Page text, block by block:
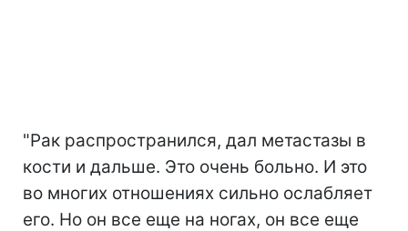
"Рак распространился, дал метастазы в
кости и дальше. Это очень больно. И это
во многих отношениях сильно ослабляет
его. Но он все еще на ногах, он все еще